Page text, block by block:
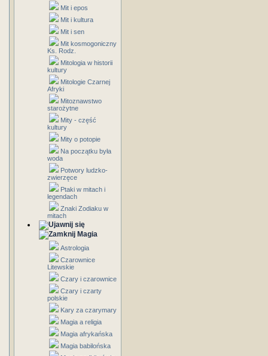
Mit i epos
Mit i kultura
Mit i sen
Mit kosmogoniczny
Ks. Rodz.
Mitologia w historii
kultury
Mitologie Czarnej
Afryki
Mitoznawstwo
starożytne
Mity - część
kultury
Mity o potopie
Na początku była
woda
Potwory ludzko-
zwierzęce
Ptaki w mitach i
legendach
Znaki Zodiaku w
mitach
Magia
Astrologia
Czarownice
Litewskie
Czary i czarownice
Czary i czarty
polskie
Kary za czarymary
Magia a religia
Magia afrykańska
Magia babilońska